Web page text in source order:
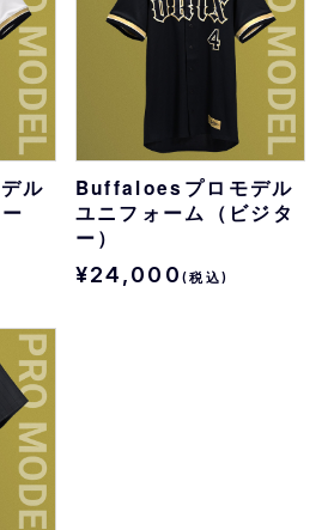
ル
Buffaloesプロモデル
ユニフォーム（ビジタ
ー）
¥24,000(税込)